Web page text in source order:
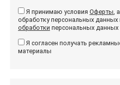
Я принимаю условия Оферты,
обработку персональных данных
обработки персональных данных
Я согласен получать
материалы